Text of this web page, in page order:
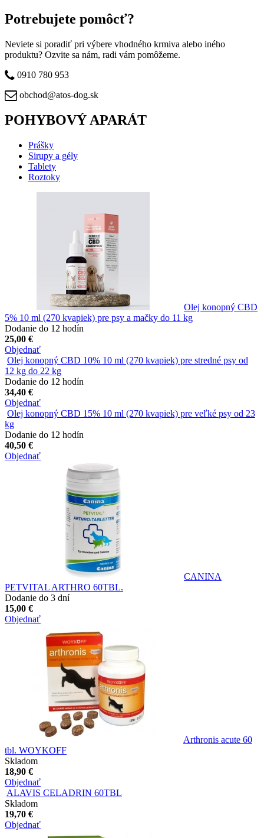
Potrebujete pomôcť?
Neviete si poradiť pri výbere vhodného krmiva alebo iného
produktu? Ozvite sa nám, radi vám pomôžeme.
0910 780 953
obchod@atos-dog.sk
POHYBOVÝ APARÁT
Prášky
Sirupy a gély
Tablety
Roztoky
Olej konopný CBD
5% 10 ml (270 kvapiek) pre psy a mačky do 11 kg
Dodanie do 12 hodín
25,00 €
Objednať
Olej konopný CBD 10% 10 ml (270 kvapiek) pre stredné psy od
12 kg do 22 kg
Dodanie do 12 hodín
34,40 €
Objednať
Olej konopný CBD 15% 10 ml (270 kvapiek) pre veľké psy od 23
kg
Dodanie do 12 hodín
40,50 €
Objednať
CANINA
PETVITAL ARTHRO 60TBL.
Dodanie do 3 dní
15,00 €
Objednať
Arthronis acute 60
tbl. WOYKOFF
Skladom
18,90 €
Objednať
ALAVIS CELADRIN 60TBL
Skladom
19,70 €
Objednať